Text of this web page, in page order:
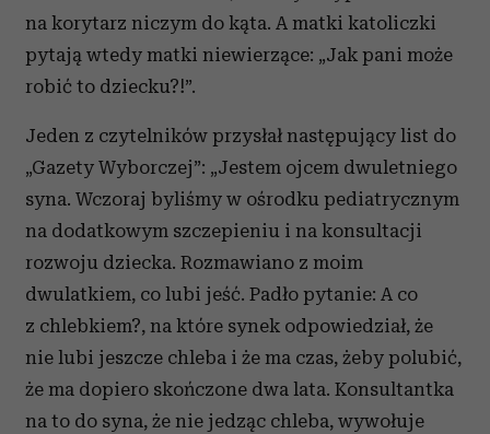
na korytarz niczym do kąta. A matki katoliczki
pytają wtedy matki niewierzące: „Jak pani może
robić to dziecku?!”.
Jeden z czytelników przysłał następujący list do
„Gazety Wyborczej”: „Jestem ojcem dwuletniego
syna. Wczoraj byliśmy w ośrodku pediatrycznym
na dodatkowym szczepieniu i na konsultacji
rozwoju dziecka. Rozmawiano z moim
dwulatkiem, co lubi jeść. Padło pytanie: A co
z chlebkiem?, na które synek odpowiedział, że
nie lubi jeszcze chleba i że ma czas, żeby polubić,
że ma dopiero skończone dwa lata. Konsultantka
na to do syna, że nie jedząc chleba, wywołuje